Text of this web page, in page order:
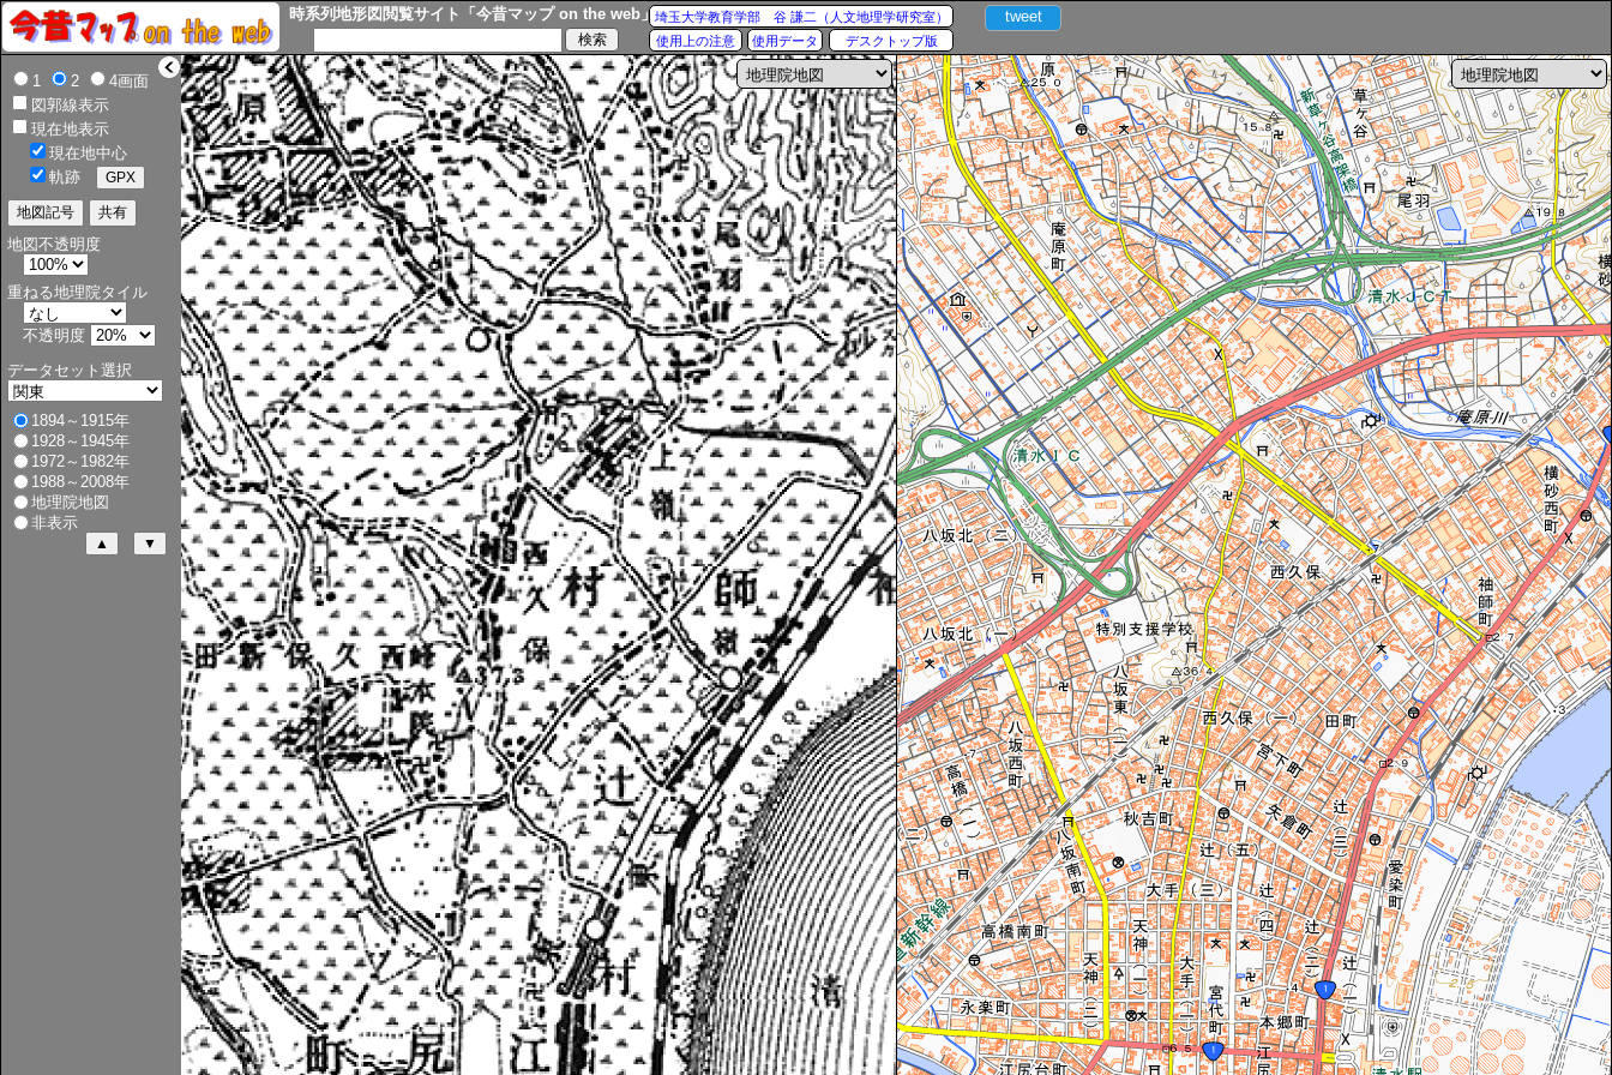
> tweet
時系列地形図閲覧サイト「今昔マップ on the web」埼玉大学教育学部 谷 謙二（人文地理学研究室）
使用上の注意
使用データ デスクトップ版
1 2
4画面
図郭線表示
現在地表示
現在地中心
軌跡
地図不透明度
重ねる地理院タイル
不透明度
データセット選択
1894～1915年
1928～1945年
1972～1982年
1988～2008年
地理院地図
非表示